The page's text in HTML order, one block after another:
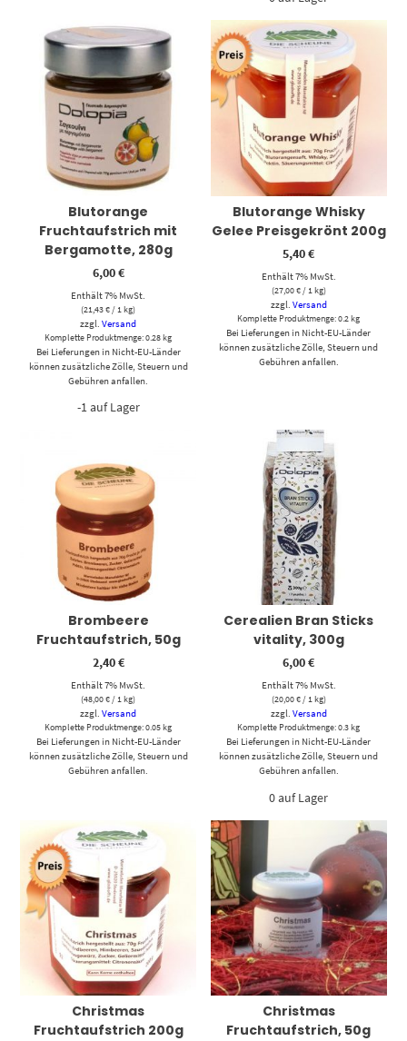
Blutorange
Fruchtaufstrich mit
Bergamotte, 280g
6,00€
Enthält 7% MwSt.
(21,43€/ 1 kg)
zzgl.Versand
Komplette Produktmenge: 0.28 kg
Bei Lieferungen in Nicht-EU-Länder
können zusätzliche Zölle, Steuern und
Gebühren anfallen.
-1 auf Lager
Blutorange Whisky
Gelee Preisgekrönt 200g
5,40€
Enthält 7% MwSt.
(27,00€/ 1 kg)
zzgl. Versand
Komplette Produktmenge: 0.2 kg
Bei Lieferungen in Nicht-EU-Länder
können zusätzliche Zölle, Steuern und
Gebühren anfallen.
Brombeere
Fruchtaufstrich, 50g
2,40€
Enthält 7% MwSt.
(48,00€/ 1 kg)
zzgl.Versand
Komplette Produktmenge: 0.05 kg
Bei Lieferungen in Nicht-EU-Länder
können zusätzliche Zölle, Steuern und
Gebühren anfallen.
Cerealien Bran Sticks
vitality, 300g
6,00€
Enthält 7% MwSt.
(20,00€/ 1 kg)
zzgl. Versand
Komplette Produktmenge: 0.3 kg
Bei Lieferungen in Nicht-EU-Länder
können zusätzliche Zölle, Steuern und
Gebühren anfallen.
0 auf Lager
Christmas
Fruchtaufstrich 200g
Christmas
Fruchtaufstrich, 50g